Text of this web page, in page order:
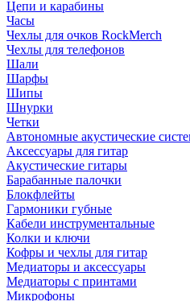
Цепи и карабины
Часы
Чехлы для очков RockMerch
Чехлы для телефонов
Шали
Шарфы
Шипы
Шнурки
Четки
Автономные акустические
Аксессуары для гитар
Акустические гитары
Барабанные палочки
Блокфлейты
Гармоники губные
Кабели инструментальные
Колки и ключи
Кофры и чехлы для гитар
Медиаторы и аксессуары
Медиаторы с принтами
Микрофоны